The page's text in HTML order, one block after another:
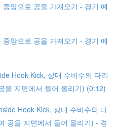
앙으로 공을 가져오기 - 경기 예
앙으로 공을 가져오기 - 경기 예
Hook Kick, 상대 수비수의 다리
을 지면에서 들어 올리기) (0:12)
Hook Kick, 상대 수비수의 다
공을 지면에서 들어 올리기) - 경